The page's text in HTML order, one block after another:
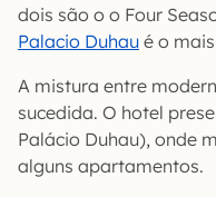
dois são o o Four
Palacio Duhau é o
A mistura entre
sucedida. O hotel
Palácio Duhau), onde
alguns apartamentos.